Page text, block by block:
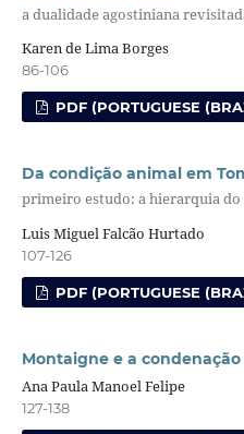
a dualidade agostiniana
Karen de Lima Borges
86-106
PDF (PORTUGUESE
Da condição animal em
primeiro estudo: a hierarquia do
Luis Miguel Falcão Hurtado
107-126
PDF (PORTUGUESE
Montaigne e a
Ana Paula Manoel Felipe
127-138